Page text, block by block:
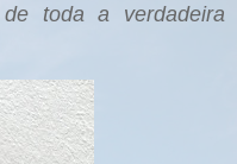
toda a verdadeira